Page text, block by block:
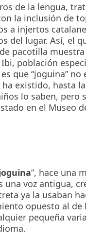
de la lengua,
la inclusión de
a injertos
del lugar. Así, el
pacotilla
población
que “joguina” no
existido, hasta
lo saben, pero
en el Museo
”, hace una
una voz antigua,
ya la usaban
opuesto al de
pequeña